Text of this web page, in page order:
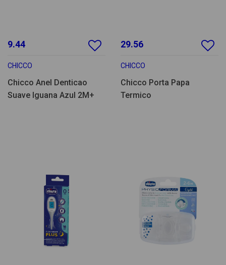
9.44
CHICCO
Chicco Anel Denticao
Suave Iguana Azul 2M+
29.56
CHICCO
Chicco Porta Papa
Termico